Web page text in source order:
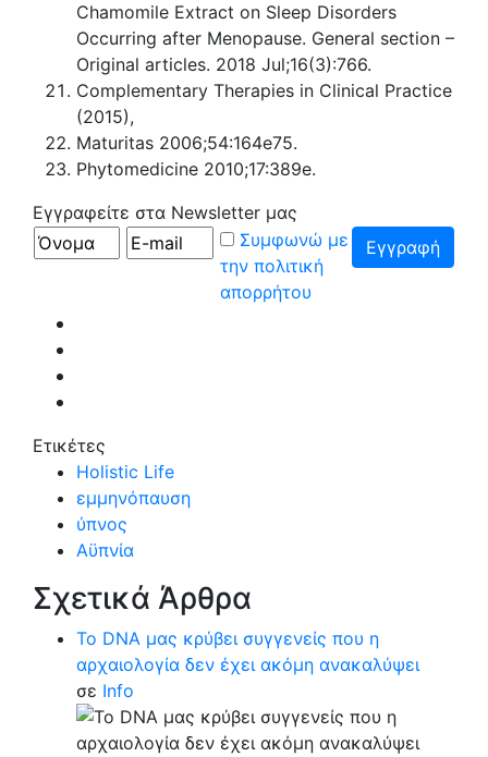
Chamomile Extract on Sleep Disorders
Occurring after Menopause. General section –
Original articles. 2018 Jul;16(3):766.
Complementary Therapies in Clinical Practice
(2015),
Maturitas 2006;54:164e75.
Phytomedicine 2010;17:389e.
Εγγραφείτε στα Newsletter μας
Συμφωνώ με
την πολιτική
απορρήτου
Ετικέτες
Holistic Life
εμμηνόπαυση
ύπνος
Αϋπνία
Σχετικά Άρθρα
Το DNA μας κρύβει συγγενείς που η
αρχαιολογία δεν έχει ακόμη ανακαλύψει
σε Info